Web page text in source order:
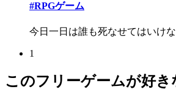
#RPGゲーム
今日一日は誰も死なせてはいけな
1
このフリーゲームが好き